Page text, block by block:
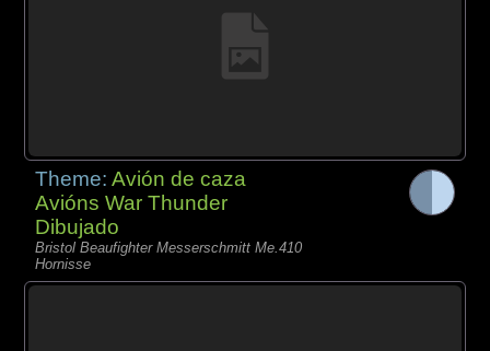
Theme:Avión de caza
Avións War Thunder
Dibujado
Bristol Beaufighter Messerschmitt Me.410
Hornisse